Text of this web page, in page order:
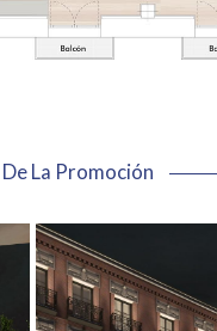
La Promoción